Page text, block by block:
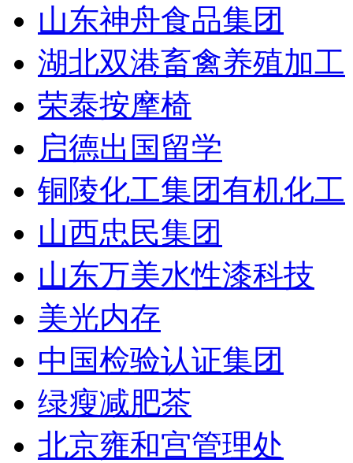
山东神舟食品集团
湖北双港畜禽养殖加工
荣泰按摩椅
启德出国留学
铜陵化工集团有机化工
山西忠民集团
山东万美水性漆科技
美光内存
中国检验认证集团
绿瘦减肥茶
北京雍和宫管理处